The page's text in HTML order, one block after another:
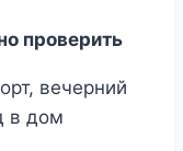
проверить
вечерний
в дом